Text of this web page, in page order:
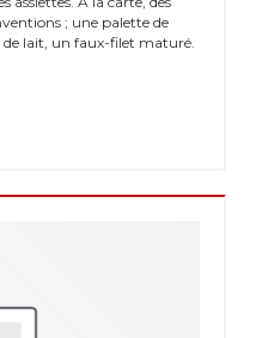
; une palette de
lait, un faux-filet maturé.